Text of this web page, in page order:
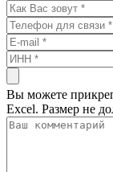
Вы можете
Excel. Размер не